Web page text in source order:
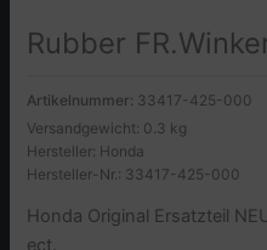
Rubber
Artikelnummer: 33417-425-000
Versandgewicht: 0.3 kg
Hersteller: Honda
Hersteller-Nr.: 33417-425-000
Honda Original Ersatzteil
ect.